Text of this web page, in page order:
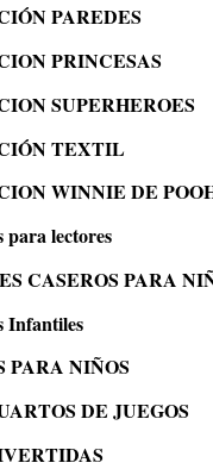
PAREDES
PRINCESAS
SUPERHEROES
TEXTIL
WINNIE DE
para lectores
CASEROS PARA
Infantiles
PARA NIÑOS
DE JUEGOS